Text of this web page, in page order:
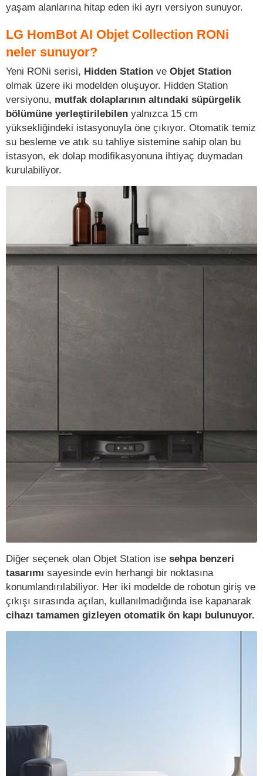
yaşam alanlarına hitap eden iki ayrı versiyon sunuyor.
LG HomBot AI Objet Collection RONi
neler sunuyor?
Yeni RONi serisi, Hidden Station ve Objet Station
olmak üzere iki modelden oluşuyor. Hidden Station
versiyonu, mutfak dolaplarının altındaki süpürgelik
bölümüne yerleştirilebilen yalnızca 15 cm
yüksekliğindeki istasyonuyla öne çıkıyor. Otomatik temiz
su besleme ve atık su tahliye sistemine sahip olan bu
istasyon, ek dolap modifikasyonuna ihtiyaç duymadan
kurulabiliyor.
Diğer seçenek olan Objet Station ise sehpa benzeri
tasarımı sayesinde evin herhangi bir noktasına
konumlandırılabiliyor. Her iki modelde de robotun giriş ve
çıkışı sırasında açılan, kullanılmadığında ise kapanarak
cihazı tamamen gizleyen otomatik ön kapı bulunuyor.